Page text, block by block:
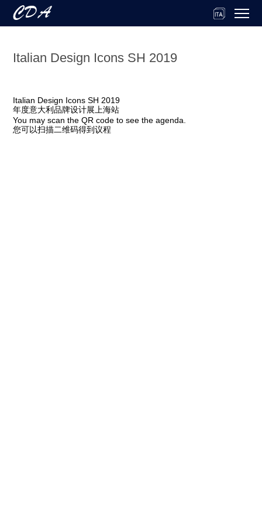
Italian Design Icons SH 2019
Italian Design Icons SH 2019
年度意大利品牌设计展上海站
You may scan the QR code to see the agenda.
您可以扫描二维码得到议程